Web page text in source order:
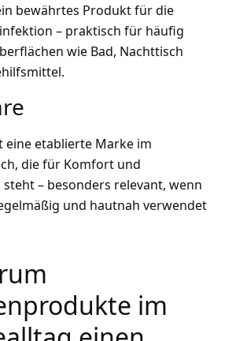
bewährtes Produkt für die
– praktisch für häufig
wie Bad, Nachttisch
eine etablierte Marke im
die für Komfort und
– besonders relevant, wenn
und hautnah verwendet
im